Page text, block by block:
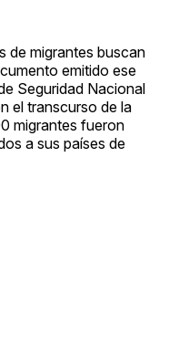
de migrantes buscan
emitido ese
Seguridad Nacional
el transcurso de la
migrantes fueron
a sus países de